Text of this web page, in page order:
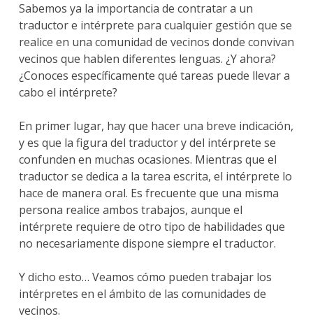
Sabemos ya la importancia de contratar a un
traductor e intérprete para cualquier gestión que se
realice en una comunidad de vecinos donde convivan
vecinos que hablen diferentes lenguas. ¿Y ahora?
¿Conoces específicamente qué tareas puede llevar a
cabo el intérprete?
En primer lugar, hay que hacer una breve indicación,
y es que la figura del traductor y del intérprete se
confunden en muchas ocasiones. Mientras que el
traductor se dedica a la tarea escrita, el intérprete lo
hace de manera oral. Es frecuente que una misma
persona realice ambos trabajos, aunque el
intérprete requiere de otro tipo de habilidades que
no necesariamente dispone siempre el traductor.
Y dicho esto… Veamos cómo pueden trabajar los
intérpretes en el ámbito de las comunidades de
vecinos.